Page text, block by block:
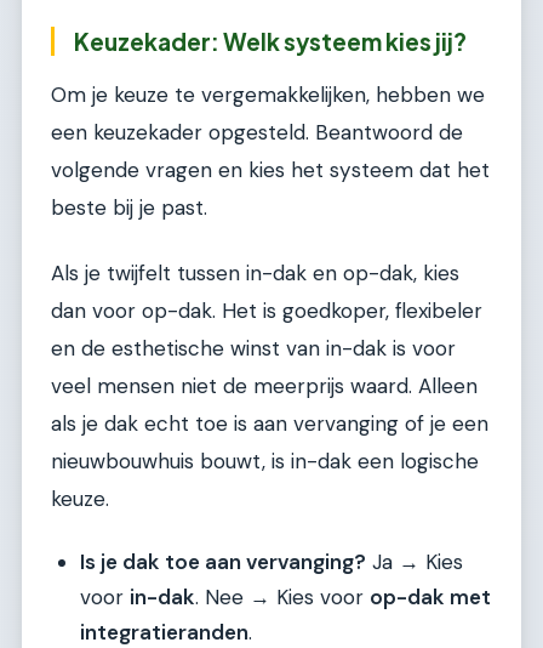
Keuzekader: Welk systeem kies jij?
Om je keuze te vergemakkelijken, hebben we
een keuzekader opgesteld. Beantwoord de
volgende vragen en kies het systeem dat het
beste bij je past.
Als je twijfelt tussen in-dak en op-dak, kies
dan voor op-dak. Het is goedkoper, flexibeler
en de esthetische winst van in-dak is voor
veel mensen niet de meerprijs waard. Alleen
als je dak echt toe is aan vervanging of je een
nieuwbouwhuis bouwt, is in-dak een logische
keuze.
Is je dak toe aan vervanging? Ja → Kies
voor in-dak. Nee → Kies voor op-dak met
integratieranden.